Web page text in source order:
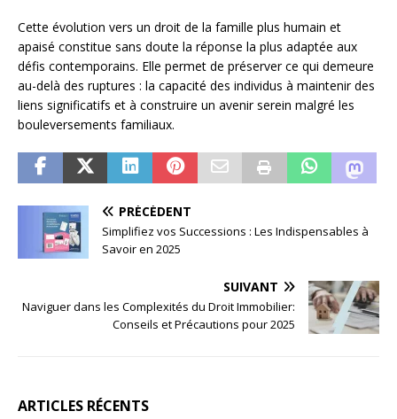
Cette évolution vers un droit de la famille plus humain et
apaisé constitue sans doute la réponse la plus adaptée aux
défis contemporains. Elle permet de préserver ce qui demeure
au-delà des ruptures : la capacité des individus à maintenir des
liens significatifs et à construire un avenir serein malgré les
bouleversements familiaux.
PRÉCÉDENT
Simplifiez vos Successions : Les Indispensables à
Savoir en 2025
SUIVANT
Naviguer dans les Complexités du Droit Immobilier:
Conseils et Précautions pour 2025
ARTICLES RÉCENTS